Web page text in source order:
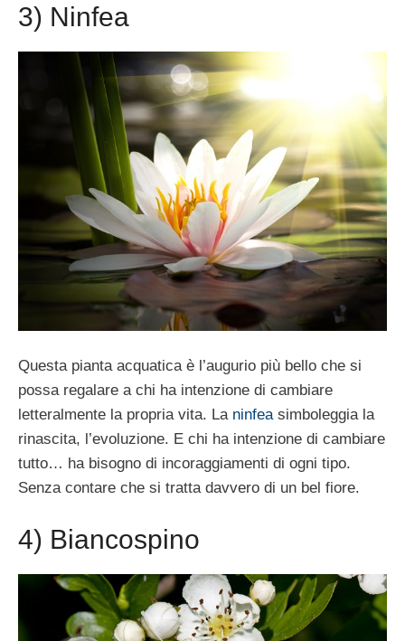
3) Ninfea
Questa pianta acquatica è l’augurio più bello che si
possa regalare a chi ha intenzione di cambiare
letteralmente la propria vita. La ninfeasimboleggia la
rinascita, l’evoluzione. E chi ha intenzione di cambiare
tutto… ha bisogno di incoraggiamenti di ogni tipo.
Senza contare che si tratta davvero di un bel fiore.
4) Biancospino